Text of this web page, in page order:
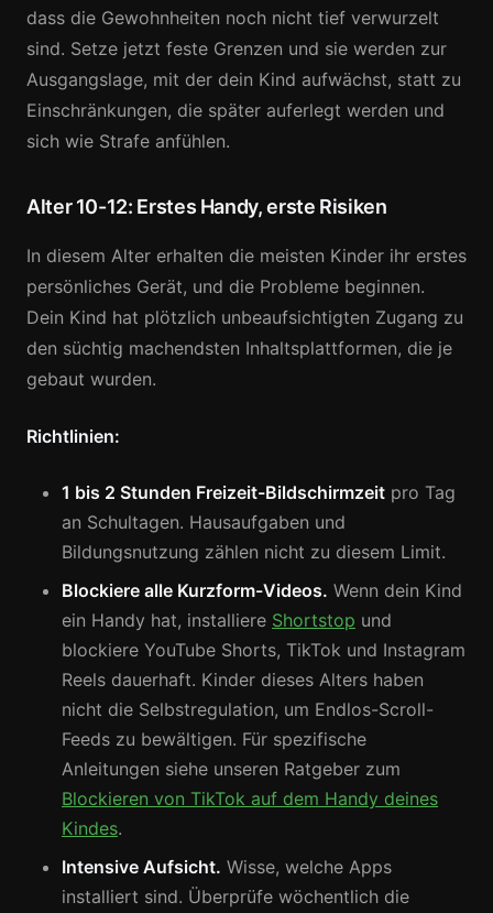
dass die Gewohnheiten noch nicht tief verwurzelt
sind. Setze jetzt feste Grenzen und sie werden zur
Ausgangslage, mit der dein Kind aufwächst, statt zu
Einschränkungen, die später auferlegt werden und
sich wie Strafe anfühlen.
Alter 10-12: Erstes Handy, erste Risiken
In diesem Alter erhalten die meisten Kinder ihr erstes
persönliches Gerät, und die Probleme beginnen.
Dein Kind hat plötzlich unbeaufsichtigten Zugang zu
den süchtig machendsten Inhaltsplattformen, die je
gebaut wurden.
Richtlinien:
1 bis 2 Stunden Freizeit-Bildschirmzeit pro Tag
an Schultagen. Hausaufgaben und
Bildungsnutzung zählen nicht zu diesem Limit.
Blockiere alle Kurzform-Videos. Wenn dein Kind
ein Handy hat, installiere Shortstop und
blockiere YouTube Shorts, TikTok und Instagram
Reels dauerhaft. Kinder dieses Alters haben
nicht die Selbstregulation, um Endlos-Scroll-
Feeds zu bewältigen. Für spezifische
Anleitungen siehe unseren Ratgeber zum
Blockieren von TikTok auf dem Handy deines
Kindes.
Intensive Aufsicht. Wisse, welche Apps
installiert sind. Überprüfe wöchentlich die